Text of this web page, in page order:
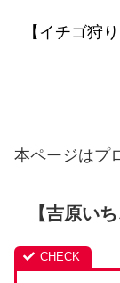
【イチゴ狩
本ページはプ
【吉原い